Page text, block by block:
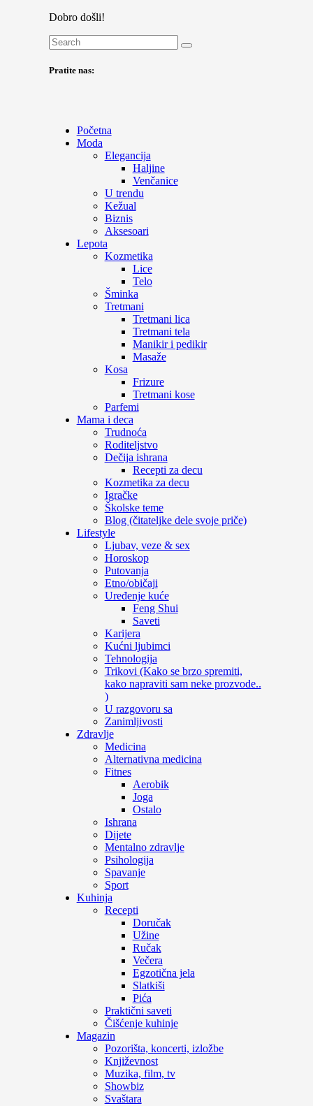
Dobro došli!
Pratite nas:
Početna
Moda
Elegancija
Haljine
Venčanice
U trendu
Kežual
Biznis
Aksesoari
Lepota
Kozmetika
Lice
Telo
Šminka
Tretmani
Tretmani lica
Tretmani tela
Manikir i pedikir
Masaže
Kosa
Frizure
Tretmani kose
Parfemi
Mama i deca
Trudnoća
Roditeljstvo
Dečija ishrana
Recepti za decu
Kozmetika za decu
Igračke
Školske teme
Blog (čitateljke dele svoje priče)
Lifestyle
Ljubav, veze & sex
Horoskop
Putovanja
Etno/običaji
Uređenje kuće
Feng Shui
Saveti
Karijera
Kućni ljubimci
Tehnologija
Trikovi (Kako se brzo spremiti,
kako napraviti sam neke prozvode..
)
U razgovoru sa
Zanimljivosti
Zdravlje
Medicina
Alternativna medicina
Fitnes
Aerobik
Joga
Ostalo
Ishrana
Dijete
Mentalno zdravlje
Psihologija
Spavanje
Sport
Kuhinja
Recepti
Doručak
Užine
Ručak
Večera
Egzotična jela
Slatkiši
Pića
Praktični saveti
Čišćenje kuhinje
Magazin
Pozorišta, koncerti, izložbe
Književnost
Muzika, film, tv
Showbiz
Svaštara